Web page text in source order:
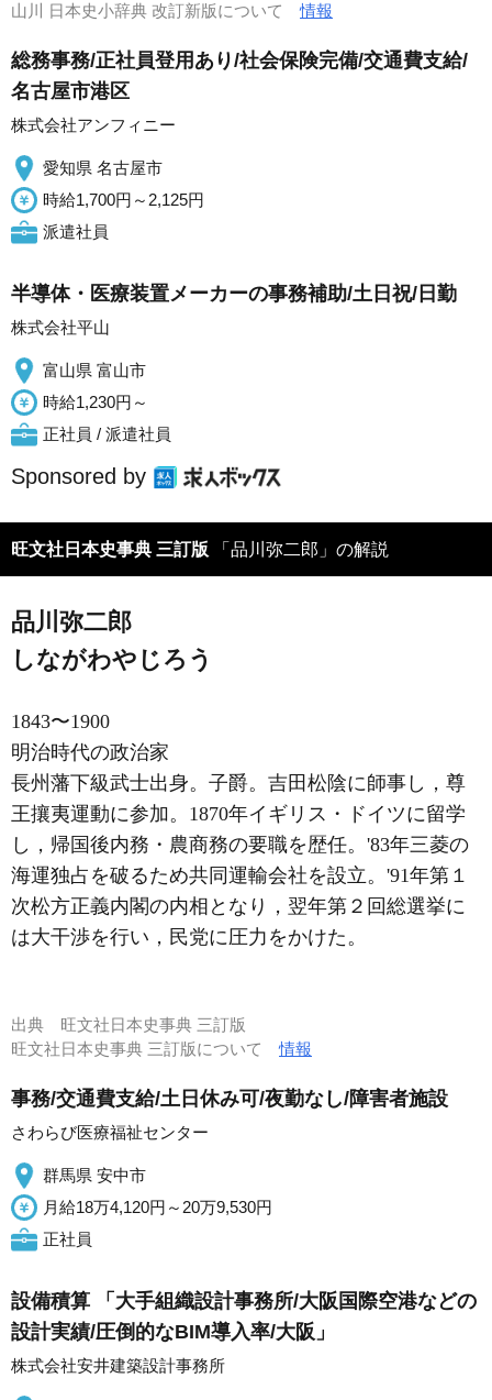
山川 日本史小辞典 改訂新版について情報
総務事務/正社員登用あり/社会保険完備/交通費支給/
名古屋市港区
株式会社アンフィニー
愛知県 名古屋市
時給1,700円～2,125円
派遣社員
半導体・医療装置メーカーの事務補助/土日祝/日勤
株式会社平山
富山県 富山市
時給1,230円～
正社員 / 派遣社員
Sponsored by
旺文社日本史事典 三訂版 「品川弥二郎」の解説
品川弥二郎
しながわやじろう
1843〜1900
明治時代の政治家
長州藩下級武士出身。子爵。吉田松陰に師事し，尊
王攘夷運動に参加。1870年イギリス・ドイツに留学
し，帰国後内務・農商務の要職を歴任。'83年三菱の
海運独占を破るため共同運輸会社を設立。'91年第１
次松方正義内閣の内相となり，翌年第２回総選挙に
は大干渉を行い，民党に圧力をかけた。
出典 旺文社日本史事典 三訂版
旺文社日本史事典 三訂版について情報
事務/交通費支給/土日休み可/夜勤なし/障害者施設
さわらび医療福祉センター
群馬県 安中市
月給18万4,120円～20万9,530円
正社員
設備積算 「大手組織設計事務所/大阪国際空港などの
設計実績/圧倒的なBIM導入率/大阪」
株式会社安井建築設計事務所